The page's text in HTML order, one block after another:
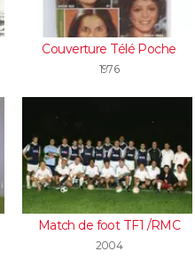
Couverture Télé Poche
1976
Match de foot TF1 /RMC
2004